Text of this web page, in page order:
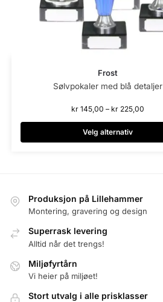
Frost
Sølvpokaler med blå detaljer
kr 145,00 – kr 225,00
Velg alternativ
Produksjon på Lillehammer
Montering, gravering og design
Superrask levering
Alltid når det trengs!
Miljøfyrtårn
Vi heier på miljøet!
Stort utvalg i alle prisklasser